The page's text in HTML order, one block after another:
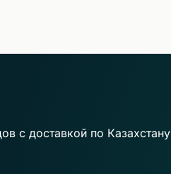
с доставкой по Казахстану